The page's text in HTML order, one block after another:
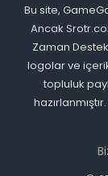
Bu site,
Ancak
Zaman
logolar ve
topluluk